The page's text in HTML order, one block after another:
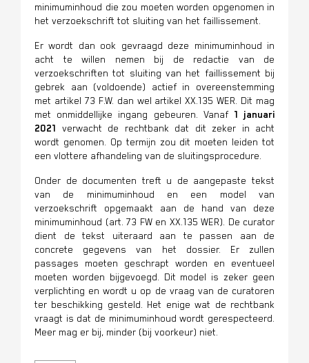
minimuminhoud die zou moeten worden opgenomen in
het verzoekschrift tot sluiting van het faillissement.
Er wordt dan ook gevraagd deze minimuminhoud in
acht te willen nemen bij de redactie van de
verzoekschriften tot sluiting van het faillissement bij
gebrek aan (voldoende) actief in overeenstemming
met artikel 73 F.W. dan wel artikel XX.135 WER. Dit mag
met onmiddellijke ingang gebeuren. Vanaf 1 januari
2021
verwacht de rechtbank dat dit zeker in acht
wordt genomen. Op termijn zou dit moeten leiden tot
een vlottere afhandeling van de sluitingsprocedure.
Onder de documenten treft u de aangepaste tekst
van de minimuminhoud en een model van
verzoekschrift opgemaakt aan de hand van deze
minimuminhoud (art. 73 FW en XX.135 WER). De curator
dient de tekst uiteraard aan te passen aan de
concrete gegevens van het dossier. Er zullen
passages moeten geschrapt worden en eventueel
moeten worden bijgevoegd. Dit model is zeker geen
verplichting en wordt u op de vraag van de curatoren
ter beschikking gesteld. Het enige wat de rechtbank
vraagt is dat de minimuminhoud wordt gerespecteerd.
Meer mag er bij, minder (bij voorkeur) niet.